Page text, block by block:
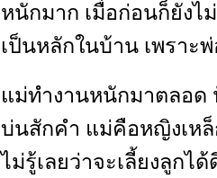
หนักมาก เมื่อก่อนก็ยังไ
เป็นหลักในบ้าน เพราะ
แม่ทำงานหนักมาตลอด
บ่นสักคำ แม่คือหญิงเห
ไม่รู้เลยว่าจะเลี้ยงลูกไ